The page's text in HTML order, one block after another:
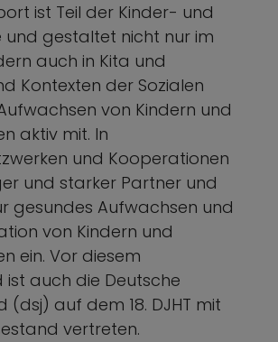
ist Teil der Kinder- und
und gestaltet nicht nur im
auch in Kita und
Kontexten der Sozialen
von Kindern und
aktiv mit. In
und Kooperationen
und starker Partner und
gesundes Aufwachsen und
von Kindern und
ein. Vor diesem
ist auch die Deutsche
(dsj) auf dem 18. DJHT mit
vertreten.